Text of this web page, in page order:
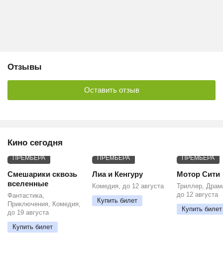
Отзывы
Оставить отзыв
Кино сегодня
ПРЕМЬЕРА
Смешарики сквозь
вселенные
Фантастика,
Приключения, Комедия,
до 19 августа
Купить билет
ПРЕМЬЕРА
Лиа и Кенгуру
Комедия, до 12 августа
Купить билет
ПРЕМЬЕРА
Мотор Сити
Триллер,
до 12 августа
Купить билет